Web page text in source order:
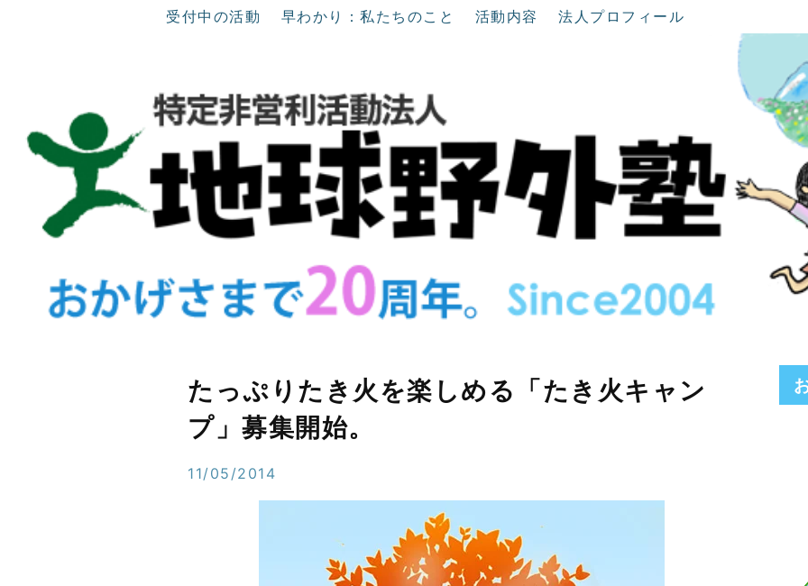
受付中の活動 早わかり：私たちのこと 活動内容 法人プロフィール
たっぷりたき火を楽しめる「たき火キャン
プ」募集開始。
11/05/2014